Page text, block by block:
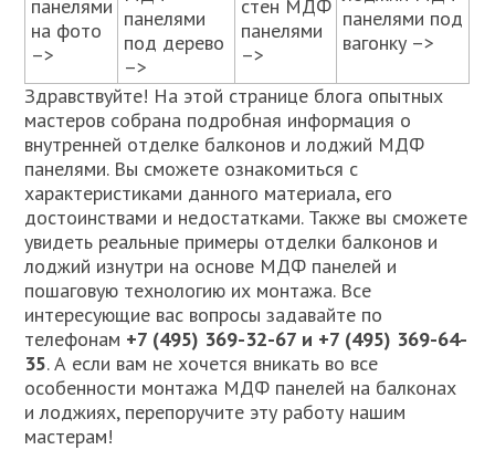
панелями
на фото
–>
панелями
под дерево
–>
стен МДФ
панелями
–>
панелями под
вагонку –>
Здравствуйте! На этой странице блога опытных
мастеров собрана подробная информация о
внутренней отделке балконов и лоджий МДФ
панелями. Вы сможете ознакомиться с
характеристиками данного материала, его
достоинствами и недостатками. Также вы сможете
увидеть реальные примеры отделки балконов и
лоджий изнутри на основе МДФ панелей и
пошаговую технологию их монтажа. Все
интересующие вас вопросы задавайте по
телефонам +7 (495) 369-32-67 и +7 (495) 369-64-
35. А если вам не хочется вникать во все
особенности монтажа МДФ панелей на балконах
и лоджиях, перепоручите эту работу нашим
мастерам!